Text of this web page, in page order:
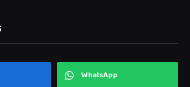
WhatsApp